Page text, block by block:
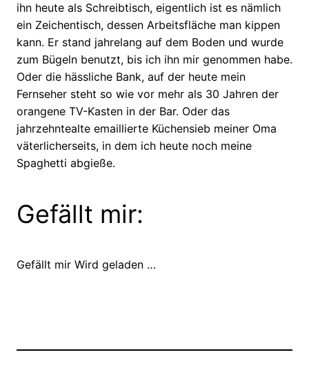
ihn heute als Schreibtisch, eigentlich ist es nämlich
ein Zeichentisch, dessen Arbeitsfläche man kippen
kann. Er stand jahrelang auf dem Boden und wurde
zum Bügeln benutzt, bis ich ihn mir genommen habe.
Oder die hässliche Bank, auf der heute mein
Fernseher steht so wie vor mehr als 30 Jahren der
orangene TV-Kasten in der Bar. Oder das
jahrzehntealte emaillierte Küchensieb meiner Oma
väterlicherseits, in dem ich heute noch meine
Spaghetti abgieße.
Gefällt mir:
Gefällt mir Wird geladen …